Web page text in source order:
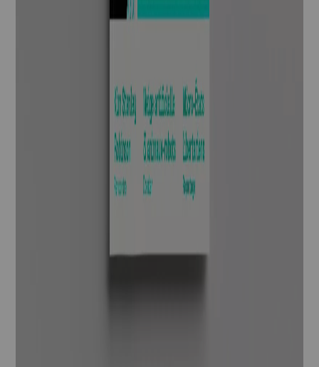
Newsletter